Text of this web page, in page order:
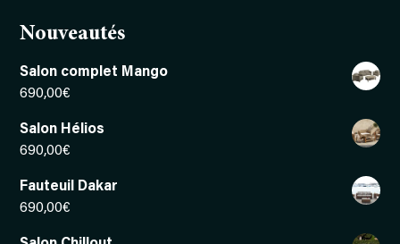
Nouveautés
Salon complet Mango
690,00€
Salon Hélios
690,00€
Fauteuil Dakar
690,00€